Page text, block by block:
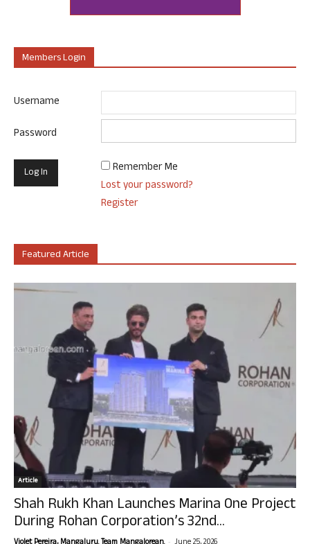
Members Login
Username
Password
Remember Me
Lost your password?
Register
Featured Article
Article
Shah Rukh Khan Launches Marina One Project
During Rohan Corporation’s 32nd...
-